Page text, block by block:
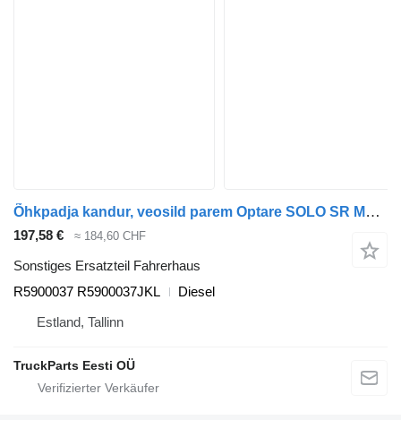
Õhkpadja kandur, veosild parem Optare SOLO SR M960 (01.07-) R5900037 für Optare Solo Sr, Tempo, Versa, Olymus, Toro (2004-) Bus
197,58 € ≈ 184,60 CHF
Sonstiges Ersatzteil Fahrerhaus
R5900037 R5900037JKL
Diesel
Estland, Tallinn
TruckParts Eesti OÜ